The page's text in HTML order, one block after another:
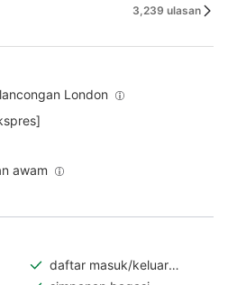
3,239 ulasan
London
awam
daftar masuk/keluar
[ekspres]